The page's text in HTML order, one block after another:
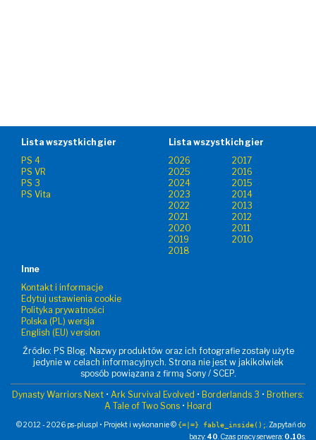
Lista wszystkich gier
PS 4
PS VR
PS 3
PS Vita
Lista wszystkich gier
2026
2017
2025
2016
2024
2015
2023
2014
2022
2013
2021
2012
2020
2011
2019
2010
2018
Inne
Kontakt i informacje
Edytuj ustawienia cookie
Polityka prywatności
Polska (PL) wersja
English (EU) version
Źródło: PS Blog. Nazwy produktów oraz ich fotografie zostały użyte
jedynie w celach informacyjnych. Strona nie jest w jakikolwiek
sposób powiązana z firmą Sony / SCEP.
Dynasty Warriors Next • Ark Survival Evolved • Borderlands 3 • Brothers:
A Tale of Two Sons • Hoard
© 2012 - 2026 ps-plus.pl • Projekt i wykonanie © {=|=} fable_inside();. Zapytań do
bazy: 40. Czas pracy serwera: 0.10s.